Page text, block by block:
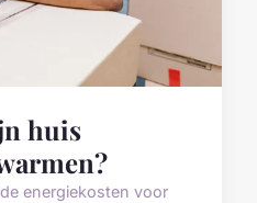
huis
energiekosten voor